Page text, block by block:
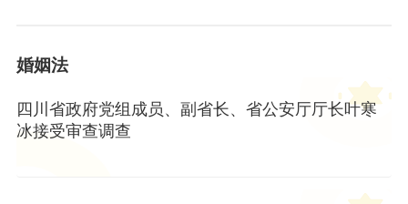
婚姻法
四川省政府党组成员、副省长、省公安厅厅长叶寒
冰接受审查调查